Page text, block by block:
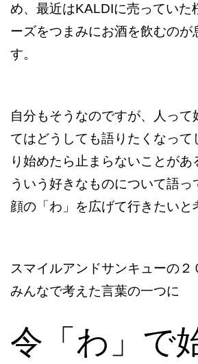
め、最近はKALDIに売っていた
ーズをつまみにお酒を飲むのが
す。
自分もそうなのですが、人って
てはどうしても語りたくなっ
り始めたら止まらないことがあ
ういう好きなものについて語
顔の「わ」を広げて行きたいと
スマイルアンドサンキューの
みんなで考えた言葉の一つに
令「わ」で